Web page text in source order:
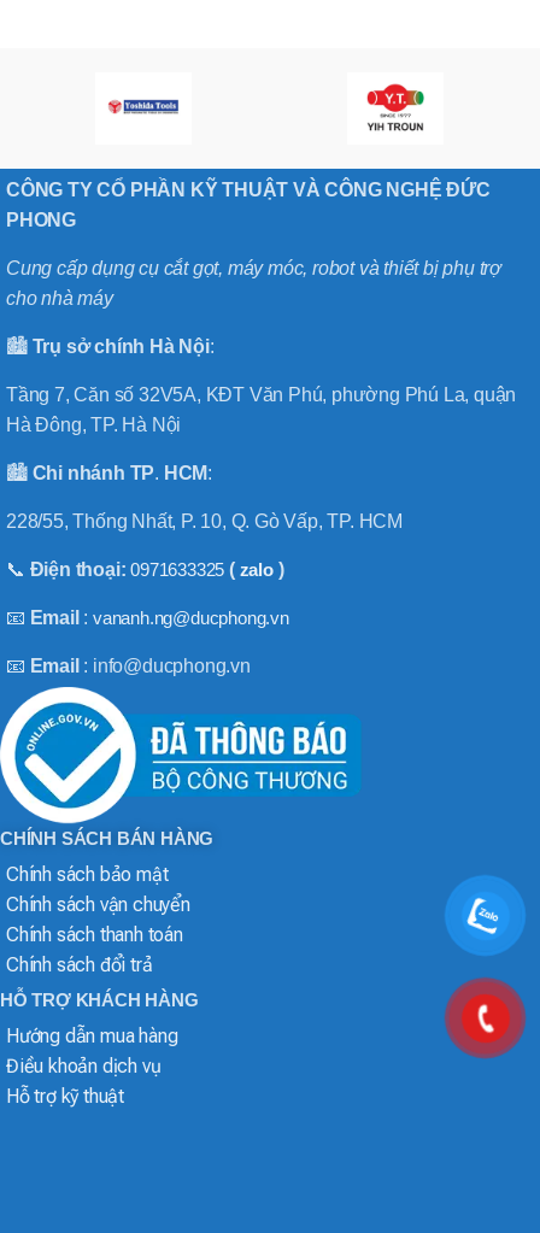
CÔNG TY CỔ PHẦN KỸ THUẬT VÀ CÔNG NGHỆ ĐỨC
PHONG
Cung cấp dụng cụ cắt gọt, máy móc, robot và thiết bị phụ trợ
cho nhà máy
🏙️ Trụ sở chính Hà Nội:
Tầng 7, Căn số 32V5A, KĐT Văn Phú, phường Phú La, quận
Hà Đông, TP. Hà Nội
🏙️ Chi nhánh TP. HCM:
228/55, Thống Nhất, P. 10, Q. Gò Vấp, TP. HCM
📞 Điện thoại:0971633325 ( zalo)
📧 Email :vananh.ng@ducphong.vn
📧 Email : info@ducphong.vn
CHÍNH SÁCH BÁN HÀNG
Chính sách bảo mật
Chính sách vận chuyển
Chính sách thanh toán
Chính sách đổi trả
HỖ TRỢ KHÁCH HÀNG
Hướng dẫn mua hàng
Điều khoản dịch vụ
Hỗ trợ kỹ thuật